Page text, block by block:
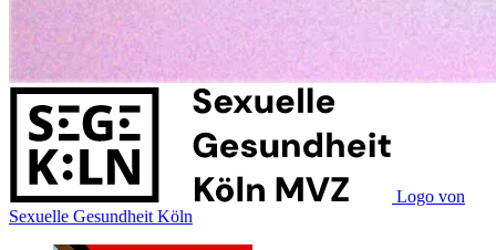
Logo von
Sexuelle Gesundheit Köln